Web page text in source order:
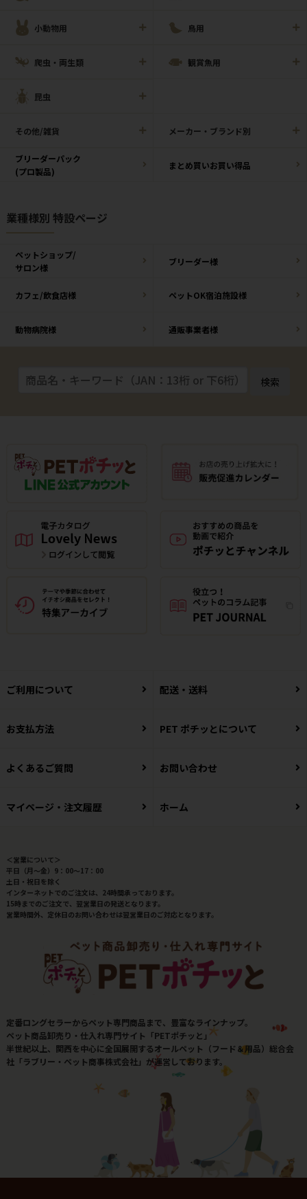
小動物用 鳥用
爬虫・両生類 観賞魚用
昆虫
その他/雑貨 メーカー・ブランド別
ブリーダーパック
(プロ製品)
まとめ買いお買い得品
業種様別 特設ページ
ペットショップ/
サロン様
ブリーダー様
カフェ/飲食店様 ペットOK宿泊施設様
動物病院様 通販事業者様
検索
ご利用について 配送・送料
お支払方法 PET ポチッとについて
よくあるご質問 お問い合わせ
マイページ・注文履歴 ホーム
＜営業について＞
平日（月～金）9：00～17：00
土日・祝日を除く
インターネットでのご注文は、24時間承っております。
15時までのご注文で、翌営業日の発送となります。
営業時間外、定休日のお問い合わせは翌営業日のご対応となります。
定番ロングセラーからペット専門商品まで、豊富なラインナップ。
ペット商品卸売り・仕入れ専門サイト「PETポチッと」
半世紀以上、関西を中心に全国展開するオールペット（フード＆用品）総合会
社「ラブリー・ペット商事株式会社」が運営しております。